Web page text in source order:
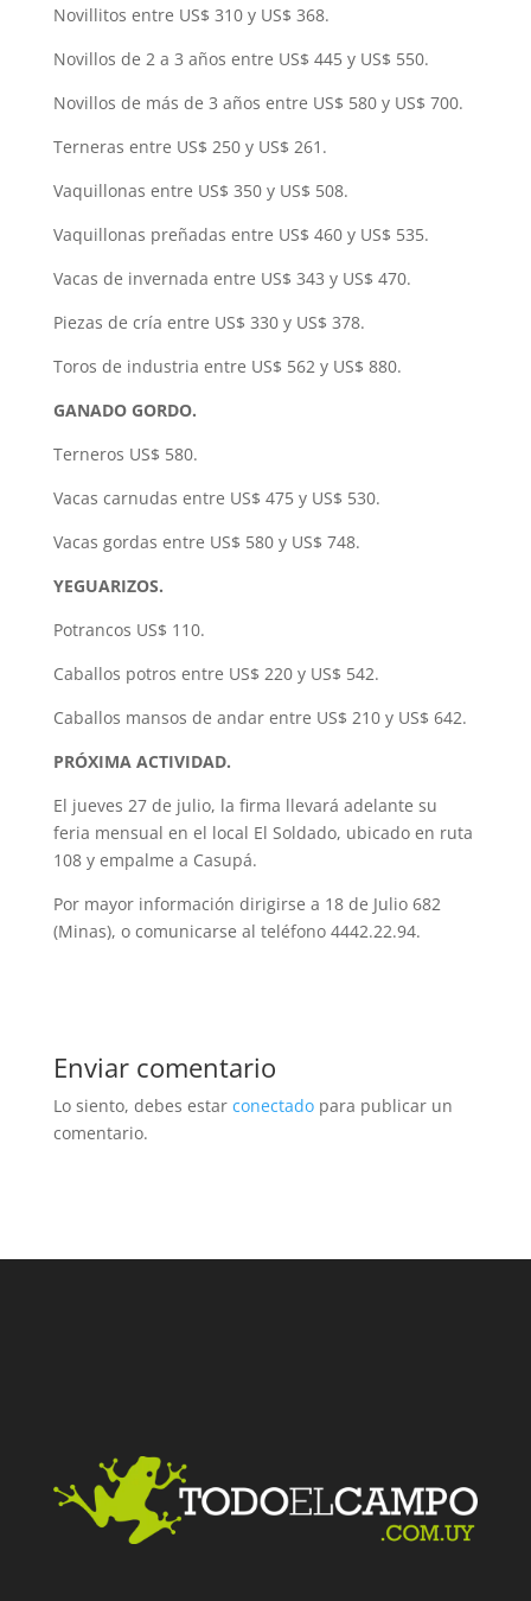
Novillitos entre US$ 310 y US$ 368.
Novillos de 2 a 3 años entre US$ 445 y US$ 550.
Novillos de más de 3 años entre US$ 580 y US$ 700.
Terneras entre US$ 250 y US$ 261.
Vaquillonas entre US$ 350 y US$ 508.
Vaquillonas preñadas entre US$ 460 y US$ 535.
Vacas de invernada entre US$ 343 y US$ 470.
Piezas de cría entre US$ 330 y US$ 378.
Toros de industria entre US$ 562 y US$ 880.
GANADO GORDO.
Terneros US$ 580.
Vacas carnudas entre US$ 475 y US$ 530.
Vacas gordas entre US$ 580 y US$ 748.
YEGUARIZOS.
Potrancos US$ 110.
Caballos potros entre US$ 220 y US$ 542.
Caballos mansos de andar entre US$ 210 y US$ 642.
PRÓXIMA ACTIVIDAD.
El jueves 27 de julio, la firma llevará adelante su
feria mensual en el local El Soldado, ubicado en ruta
108 y empalme a Casupá.
Por mayor información dirigirse a 18 de Julio 682
(Minas), o comunicarse al teléfono 4442.22.94.
Enviar comentario
Lo siento, debes estar conectadopara publicar un
comentario.
Facebook